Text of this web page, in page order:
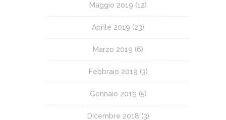
Maggio 2019 (12)
Aprile 2019 (23)
Marzo 2019 (6)
Febbraio 2019 (3)
Gennaio 2019 (5)
Dicembre 2018 (3)